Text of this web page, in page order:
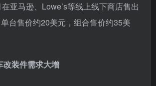
亚马逊、Lowe’s等线上线下商店售出
台售价约20美元，组合售价约35美
改装件需求大增